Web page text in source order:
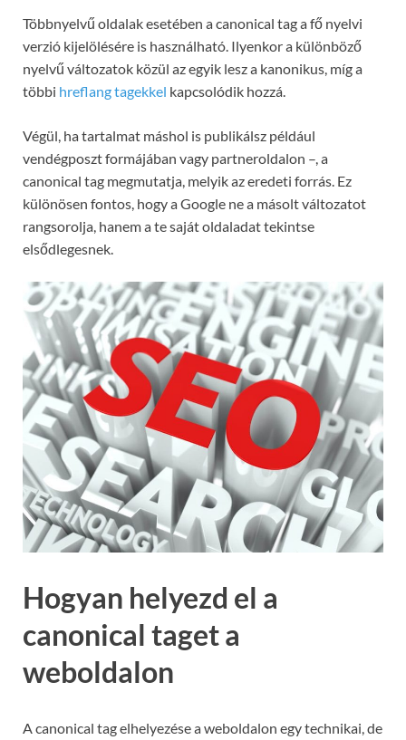
Többnyelvű oldalak esetében a canonical tag a fő nyelvi
verzió kijelölésére is használható. Ilyenkor a különböző
nyelvű változatok közül az egyik lesz a kanonikus, míg a
többi hreflang tagekkel kapcsolódik hozzá.
Végül, ha tartalmat máshol is publikálsz például
vendégposzt formájában vagy partneroldalon –, a
canonical tag megmutatja, melyik az eredeti forrás. Ez
különösen fontos, hogy a Google ne a másolt változatot
rangsorolja, hanem a te saját oldaladat tekintse
elsődlegesnek.
Hogyan helyezd el a
canonical taget a
weboldalon
A canonical tag elhelyezése a weboldalon egy technikai, de